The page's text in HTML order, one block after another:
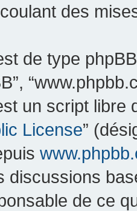
des
de type phpBB
un script
License”
discussions
de ce